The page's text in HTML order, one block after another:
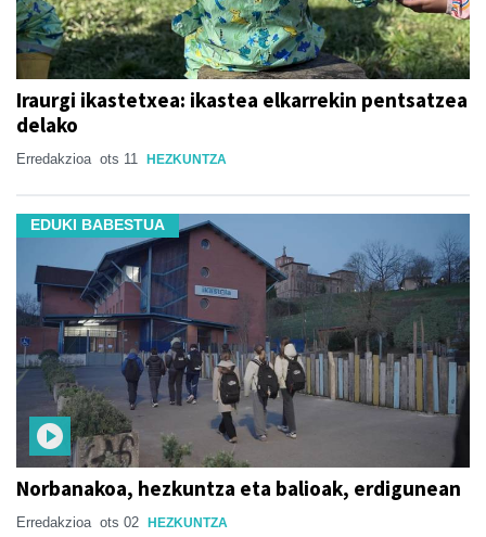
Iraurgi ikastetxea: ikastea elkarrekin pentsatzea
delako
Erredakzioa ots 11 HEZKUNTZA
EDUKI BABESTUA
Norbanakoa, hezkuntza eta balioak, erdigunean
Erredakzioa ots 02 HEZKUNTZA